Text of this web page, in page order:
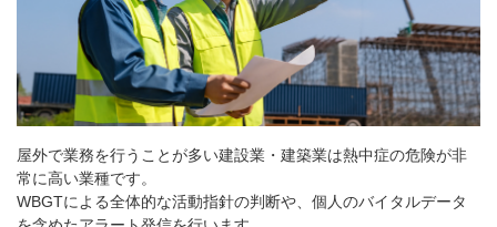
屋外で業務を行うことが多い建設業・建築業は熱中症の危険が非
常に高い業種です。
WBGTによる全体的な活動指針の判断や、個人のバイタルデータ